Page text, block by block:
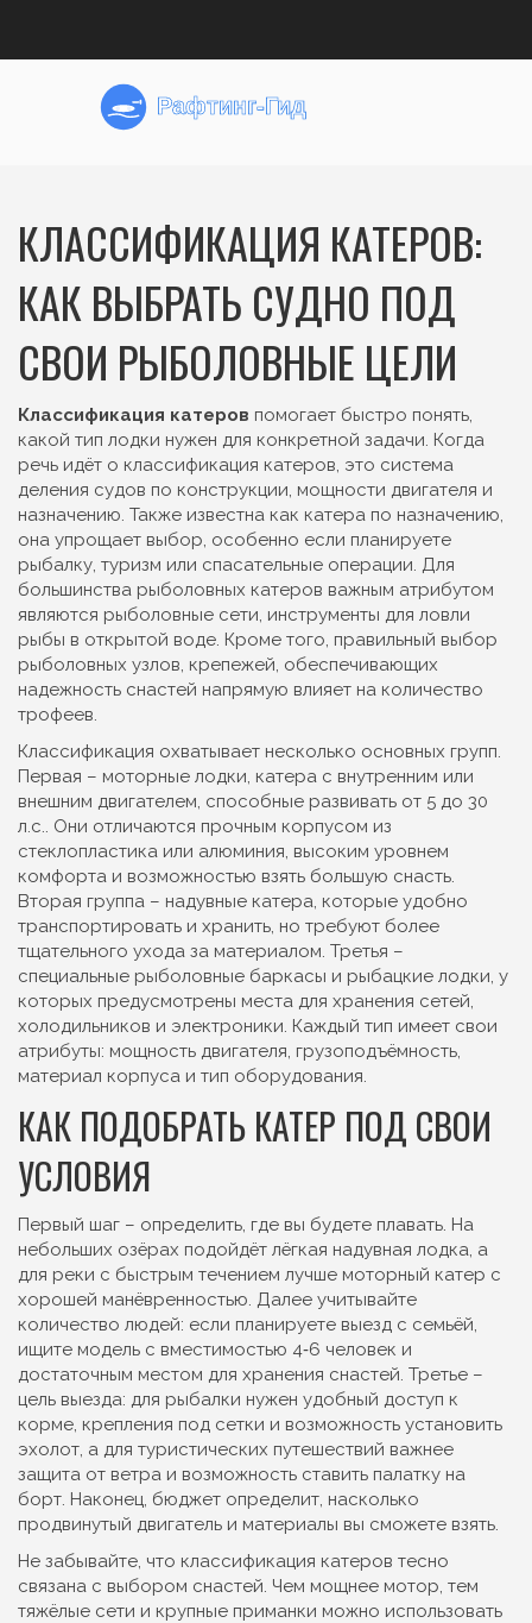
КЛАССИФИКАЦИЯ КАТЕРОВ:
КАК ВЫБРАТЬ СУДНО ПОД
СВОИ РЫБОЛОВНЫЕ ЦЕЛИ
Классификация катеров помогает быстро понять,
какой тип лодки нужен для конкретной задачи. Когда
речь идёт о классификация катеров, это система
деления судов по конструкции, мощности двигателя и
назначению. Также известна как катера по назначению,
она упрощает выбор, особенно если планируете
рыбалку, туризм или спасательные операции. Для
большинства рыболовных катеров важным атрибутом
являются рыболовные сети, инструменты для ловли
рыбы в открытой воде. Кроме того, правильный выбор
рыболовных узлов, крепежей, обеспечивающих
надежность снастей напрямую влияет на количество
трофеев.
Классификация охватывает несколько основных групп.
Первая – моторные лодки, катера с внутренним или
внешним двигателем, способные развивать от 5 до 30
л.с.. Они отличаются прочным корпусом из
стеклопластика или алюминия, высоким уровнем
комфортa и возможностью взять большую снасть.
Вторая группа – надувные катера, которые удобно
транспортировать и хранить, но требуют более
тщательного ухода за материалом. Третья –
специальные рыболовные баркасы и рыбацкие лодки, у
которых предусмотрены места для хранения сетей,
холодильников и электроники. Каждый тип имеет свои
атрибуты: мощность двигателя, грузоподъёмность,
материал корпуса и тип оборудования.
КАК ПОДОБРАТЬ КАТЕР ПОД СВОИ
УСЛОВИЯ
Первый шаг – определить, где вы будете плавать. На
небольших озёрах подойдёт лёгкая надувная лодка, а
для реки с быстрым течением лучше моторный катер с
хорошей манёвренностью. Далее учитывайте
количество людей: если планируете выезд с семьёй,
ищите модель с вместимостью 4‑6 человек и
достаточным местом для хранения снастей. Третье –
цель выезда: для рыбалки нужен удобный доступ к
корме, крепления под сетки и возможность установить
эхолот, а для туристических путешествий важнее
защита от ветра и возможность ставить палатку на
борт. Наконец, бюджет определит, насколько
продвинутый двигатель и материалы вы сможете взять.
Не забывайте, что классификация катеров тесно
связана с выбором снастей. Чем мощнее мотор, тем
тяжёлые сети и крупные приманки можно использовать